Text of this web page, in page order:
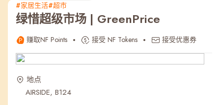
热门
最近搜寻纪录
#家居生活#超市
绿惜超级市场 | GreenPrice
赚取NF Points 接受 NF Tokens 接受优惠券
地点
AIRSIDE, B124